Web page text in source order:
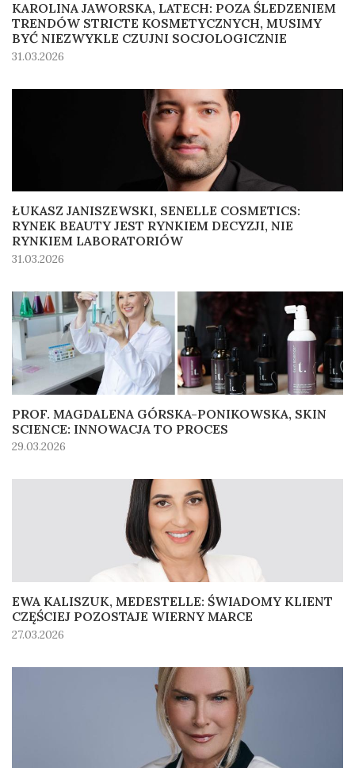
KAROLINA JAWORSKA, LATECH: POZA ŚLEDZENIEM
TRENDÓW STRICTE KOSMETYCZNYCH, MUSIMY
BYĆ NIEZWYKLE CZUJNI SOCJOLOGICZNIE
31.03.2026
ŁUKASZ JANISZEWSKI, SENELLE COSMETICS:
RYNEK BEAUTY JEST RYNKIEM DECYZJI, NIE
RYNKIEM LABORATORIÓW
31.03.2026
PROF. MAGDALENA GÓRSKA-PONIKOWSKA, SKIN
SCIENCE: INNOWACJA TO PROCES
29.03.2026
EWA KALISZUK, MEDESTELLE: ŚWIADOMY KLIENT
CZĘŚCIEJ POZOSTAJE WIERNY MARCE
27.03.2026